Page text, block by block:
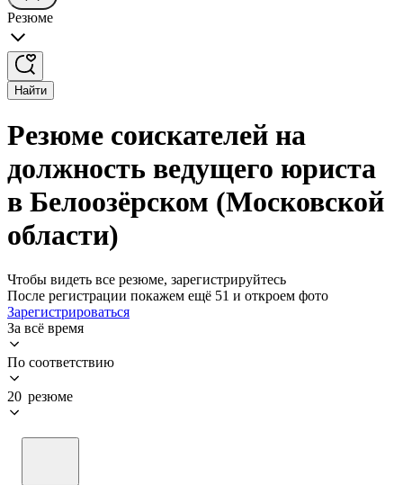
Резюме
Найти
Резюме соискателей на
должность ведущего юриста
в Белоозёрском (Московской
области)
Чтобы видеть все резюме, зарегистрируйтесь
После регистрации покажем ещё 51 и откроем фото
Зарегистрироваться
За всё время
По соответствию
20 резюме